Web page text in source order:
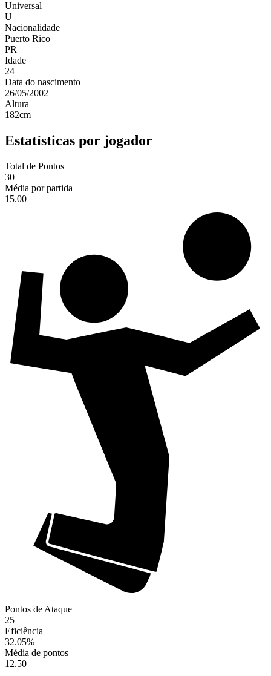
Universal
U
Nacionalidade
Puerto Rico
PR
Idade
24
Data do nascimento
26/05/2002
Altura
182cm
Estatísticas por jogador
Total de Pontos
30
Média por partida
15.00
Pontos de Ataque
25
Eficiência
32.05%
Média de pontos
12.50